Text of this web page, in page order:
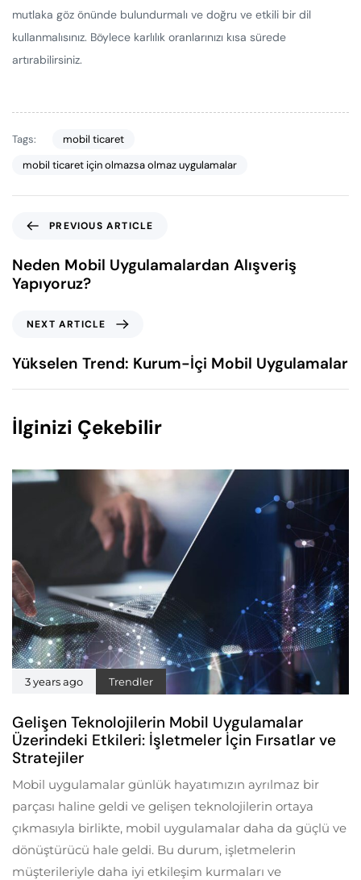
mutlaka göz önünde bulundurmalı ve doğru ve etkili bir dil
kullanmalısınız. Böylece karlılık oranlarınızı kısa sürede
artırabilirsiniz.
Tags:
mobil ticaret
mobil ticaret için olmazsa olmaz uygulamalar
PREVIOUS ARTICLE
Neden Mobil Uygulamalardan Alışveriş
Yapıyoruz?
NEXT ARTICLE
Yükselen Trend: Kurum-İçi Mobil Uygulamalar
İlginizi Çekebilir
3 years ago Trendler
Gelişen Teknolojilerin Mobil Uygulamalar
Üzerindeki Etkileri: İşletmeler İçin Fırsatlar ve
Stratejiler
Mobil uygulamalar günlük hayatımızın ayrılmaz bir
parçası haline geldi ve gelişen teknolojilerin ortaya
çıkmasıyla birlikte, mobil uygulamalar daha da güçlü ve
dönüştürücü hale geldi. Bu durum, işletmelerin
müşterileriyle daha iyi etkileşim kurmaları ve